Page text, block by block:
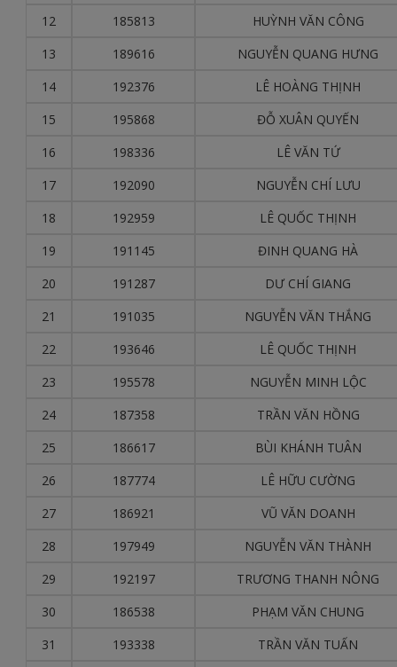
12 185813
HUỲNH VĂN CÔNG
13
189616
NGUYỄN QUANG HƯNG
14
192376
LÊ HOÀNG THỊNH
15
195868
ĐỖ XUÂN QUYẾN
16
198336
LÊ VĂN TỨ
17
192090
NGUYỄN CHÍ LƯU
18
192959
LÊ QUỐC THỊNH
19
191145
ĐINH QUANG HÀ
20
191287
DƯ CHÍ GIANG
21
191035
NGUYỄN VĂN THẮNG
22
193646
LÊ QUỐC THỊNH
23
195578
NGUYỄN MINH LỘC
24
187358
TRẦN VĂN HỒNG
25
186617
BÙI KHÁNH TUÂN
26
187774
LÊ HỮU CƯỜNG
27
186921
VŨ VĂN DOANH
28
197949
NGUYỄN VĂN THÀNH
29
192197
TRƯƠNG THANH NÔNG
30
186538
PHẠM VĂN CHUNG
31
193338
TRẦN VĂN TUẤN